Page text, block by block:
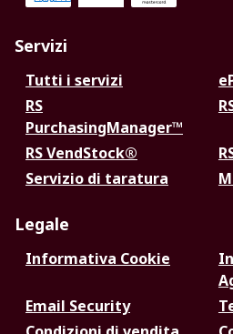
Servizi
Tutti i servizi
RS
PurchasingManager™
RS VendStock®
Servizio di taratura
Legale
Informativa Cookie
Email Security